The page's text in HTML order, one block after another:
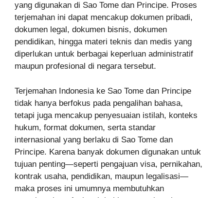
yang digunakan di Sao Tome dan Principe. Proses
terjemahan ini dapat mencakup dokumen pribadi,
dokumen legal, dokumen bisnis, dokumen
pendidikan, hingga materi teknis dan medis yang
diperlukan untuk berbagai keperluan administratif
maupun profesional di negara tersebut.
Terjemahan Indonesia ke Sao Tome dan Principe
tidak hanya berfokus pada pengalihan bahasa,
tetapi juga mencakup penyesuaian istilah, konteks
hukum, format dokumen, serta standar
internasional yang berlaku di Sao Tome dan
Principe. Karena banyak dokumen digunakan untuk
tujuan penting—seperti pengajuan visa, pernikahan,
kontrak usaha, pendidikan, maupun legalisasi—
maka proses ini umumnya membutuhkan